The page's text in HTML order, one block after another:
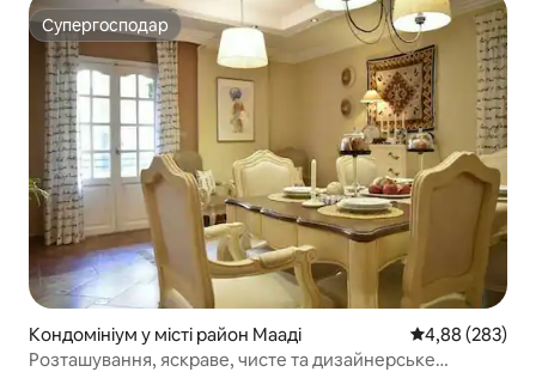
Супергосподар
Супергосподар
Кондомініум у місті район Мааді Середня
4,88 (283)
Розташування, яскраве, чисте та дизайнерське